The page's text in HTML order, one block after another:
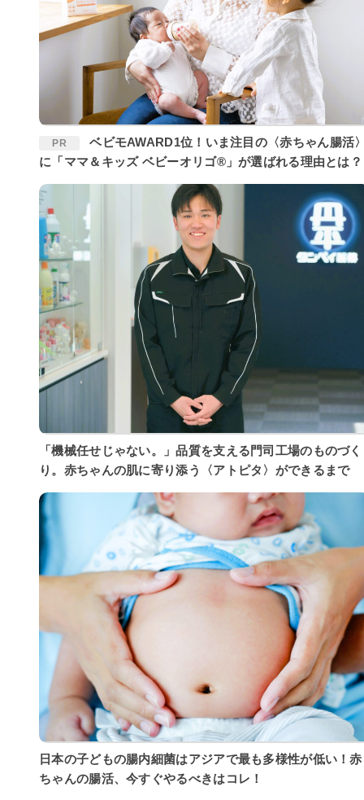
PR
ベビモAWARD1位！いま注目の〈赤ちゃん腸活〉
に「ママ＆キッズ ベビーオリゴ®」が選ばれる理由とは？
「機械任せじゃない。」品質を支える門司工場のものづく
り。赤ちゃんの肌に寄り添う〈アトピタ〉ができるまで
日本の子どもの腸内細菌はアジアで最も多様性が低い！赤
ちゃんの腸活、今すぐやるべきはコレ！